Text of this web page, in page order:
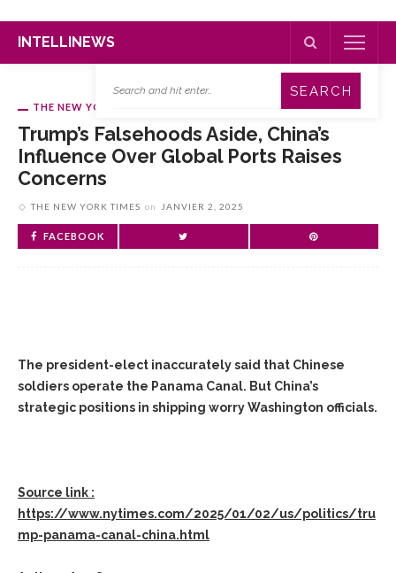
INTELLINEWS
THE NEW YORK TIMES
Trump’s Falsehoods Aside, China’s
Influence Over Global Ports Raises
Concerns
THE NEW YORK TIMES on JANVIER 2, 2025
FACEBOOK
The president-elect inaccurately said that Chinese
soldiers operate the Panama Canal. But China’s
strategic positions in shipping worry Washington officials.
Source link :
https://www.nytimes.com/2025/01/02/us/politics/tru
mp-panama-canal-china.html